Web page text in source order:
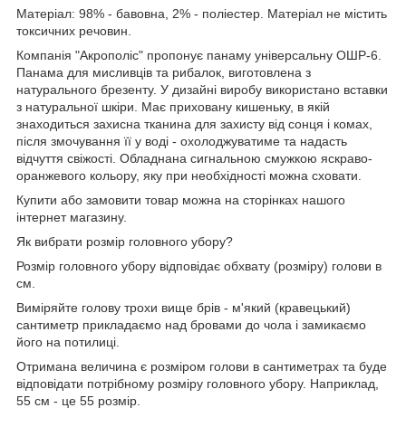
Матеріал: 98% - бавовна, 2% - поліестер. Матеріал не містить
токсичних речовин.
Компанія "Акрополіс" пропонує панаму універсальну ОШР-6.
Панама для мисливців та рибалок, виготовлена ​​з
натурального брезенту. У дизайні виробу використано вставки
з натуральної шкіри. Має приховану кишеньку, в якій
знаходиться захисна тканина для захисту від сонця і комах,
після змочування її у воді - охолоджуватиме та надасть
відчуття свіжості. Обладнана сигнальною смужкою яскраво-
оранжевого кольору, яку при необхідності можна сховати.
Купити або замовити товар можна на сторінках нашого
інтернет магазину.
Як вибрати розмір головного убору?
Розмір головного убору відповідає обхвату (розміру) голови в
см.
Виміряйте голову трохи вище брів - м'який (кравецький)
сантиметр прикладаємо над бровами до чола і замикаємо
його на потилиці.
Отримана величина є розміром голови в сантиметрах та буде
відповідати потрібному розміру головного убору. Наприклад,
55 см - це 55 розмір.